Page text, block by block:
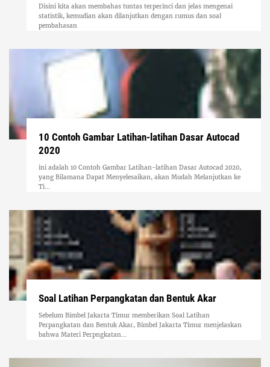
Disini kita akan membahas tuntas terperinci dan jelas mengenai
statistik, kemudian akan dilanjutkan dengan rumus dan soal
pembahasan
10 Contoh Gambar Latihan-latihan Dasar Autocad
2020
ini adalah 10 Contoh Gambar Latihan-latihan Dasar Autocad 2020,
yang Bilamana Dapat Menyelesaikan, akan Mudah Melanjutkan ke
Ti...
Soal Latihan Perpangkatan dan Bentuk Akar
Sebelum Bimbel Jakarta Timur memberikan Soal Latihan
Perpangkatan dan Bentuk Akar, Bimbel Jakarta Timur menjelaskan
bahwa Materi Perpngkatan...